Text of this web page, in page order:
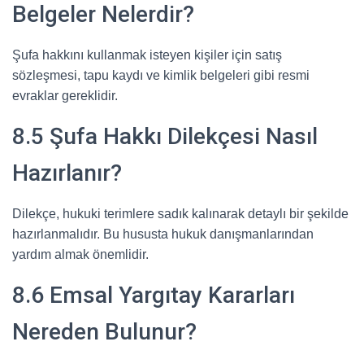
Belgeler Nelerdir?
Şufa hakkını kullanmak isteyen kişiler için satış
sözleşmesi, tapu kaydı ve kimlik belgeleri gibi resmi
evraklar gereklidir.
8.5 Şufa Hakkı Dilekçesi Nasıl
Hazırlanır?
Dilekçe, hukuki terimlere sadık kalınarak detaylı bir şekilde
hazırlanmalıdır. Bu hususta hukuk danışmanlarından
yardım almak önemlidir.
8.6 Emsal Yargıtay Kararları
Nereden Bulunur?